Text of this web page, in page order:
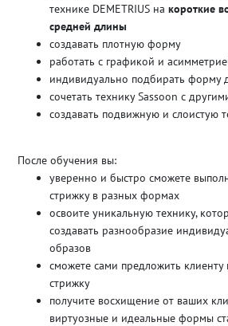
технике DEMETRIUS на короткие
средней длины
создавать плотную форму
работать с графикой и
индивидуально подбирать форму
сочетать технику Sassoon с
создавать подвижную и слоистую
После обучения вы:
уверенно и быстро сможете
стрижку в разных формах
освоите уникальную технику,
создавать разнообразие
образов
сможете сами предложить
стрижку
получите восхищение от ваших
виртуозные и идеальные формы